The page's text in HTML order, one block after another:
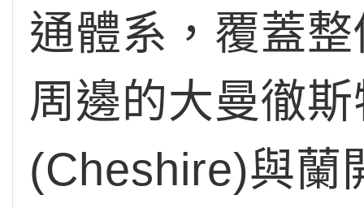
通體系，覆蓋
周邊的大曼徹
(Cheshire)與蘭